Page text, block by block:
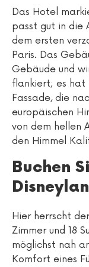
Das Hotel
passt gut in die
dem ersten
Paris. Das
Gebäude und
flankiert; es hat
Fassade, die
europäischen
von dem hellen
den Himmel
Buchen
Hier herrscht
Zimmer und 18
möglichst nah
Komfort eines